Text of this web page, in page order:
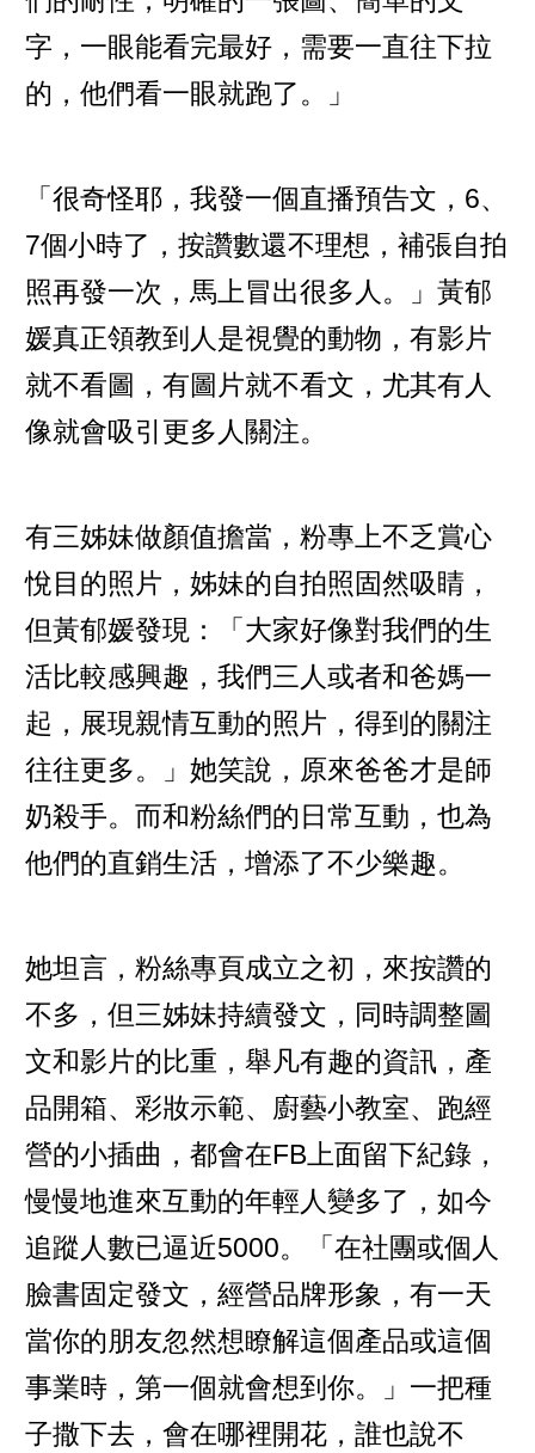
字，一眼能看完最好，需要一直往下拉
的，他們看一眼就跑了。」
「很奇怪耶，我發一個直播預告文，6、
7個小時了，按讚數還不理想，補張自拍
照再發一次，馬上冒出很多人。」黃郁
媛真正領教到人是視覺的動物，有影片
就不看圖，有圖片就不看文，尤其有人
像就會吸引更多人關注。
有三姊妹做顏值擔當，粉專上不乏賞心
悅目的照片，姊妹的自拍照固然吸睛，
但黃郁媛發現：「大家好像對我們的生
活比較感興趣，我們三人或者和爸媽一
起，展現親情互動的照片，得到的關注
往往更多。」她笑說，原來爸爸才是師
奶殺手。而和粉絲們的日常互動，也為
他們的直銷生活，增添了不少樂趣。
她坦言，粉絲專頁成立之初，來按讚的
不多，但三姊妹持續發文，同時調整圖
文和影片的比重，舉凡有趣的資訊，產
品開箱、彩妝示範、廚藝小教室、跑經
營的小插曲，都會在FB上面留下紀錄，
慢慢地進來互動的年輕人變多了，如今
追蹤人數已逼近5000。「在社團或個人
臉書固定發文，經營品牌形象，有一天
當你的朋友忽然想瞭解這個產品或這個
事業時，第一個就會想到你。」一把種
子撒下去，會在哪裡開花，誰也說不